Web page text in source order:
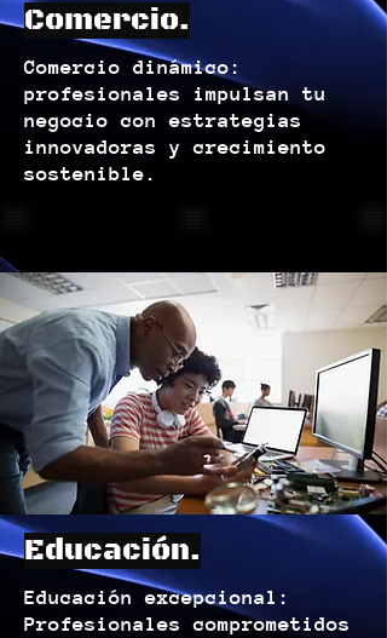
Comercio.
Comercio dinámico:
profesionales impulsan tu
negocio con estrategias
innovadoras y crecimiento
sostenible.
Educación.
Educación excepcional:
Profesionales comprometidos